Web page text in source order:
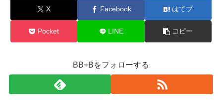
X Facebook はてブ
Pocket LINE コピー
BB+Bをフォローする